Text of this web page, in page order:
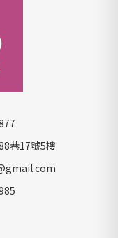
巷17號5樓